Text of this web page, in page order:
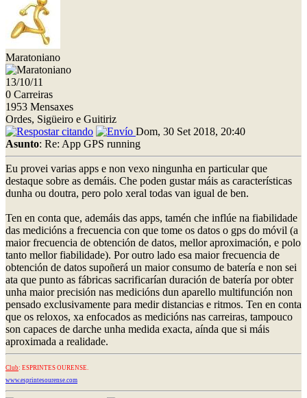
Maratoniano
13/10/11
0 Carreiras
1953 Mensaxes
Ordes, Sigüeiro e Guitiriz
Dom, 30 Set 2018, 20:40
Asunto: Re: App GPS running
Eu provei varias apps e non vexo ningunha en particular que
destaque sobre as demáis. Che poden gustar máis as características
dunha ou doutra, pero polo xeral todas van igual de ben.
Ten en conta que, ademáis das apps, tamén che inflúe na fiabilidade
das medicións a frecuencia con que tome os datos o gps do móvil (a
maior frecuencia de obtención de datos, mellor aproximación, e polo
tanto mellor fiabilidade). Por outro lado esa maior frecuencia de
obtención de datos supoñerá un maior consumo de batería e non sei
ata que punto as fábricas sacrificarían duración de batería por obter
unha maior precisión nas medicións dun aparello multifunción non
pensado exclusivamente para medir distancias e ritmos. Ten en conta
que os reloxos, xa enfocados as medicións nas carreiras, tampouco
son capaces de darche unha medida exacta, aínda que si máis
aproximada a realidade.
Club: ESPRINTES OURENSE.
www.esprintesourense.com